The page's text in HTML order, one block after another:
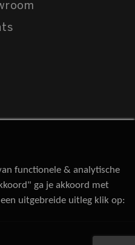
functionele & analytische
ga je akkoord met
uitgebreide uitleg klik op: